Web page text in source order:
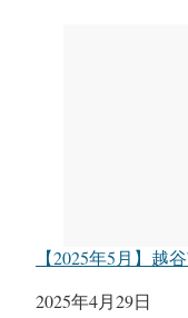
【2025年5月】越
日付
2025年4月29日